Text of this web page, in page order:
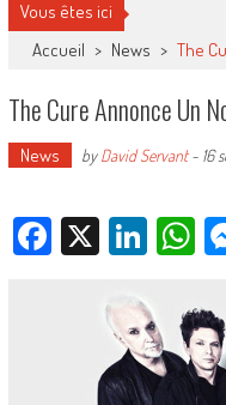
Vous êtes ici
Accueil > News > The
The Cure Annonce Un
News byDavid Servant- 16
Facebook
X